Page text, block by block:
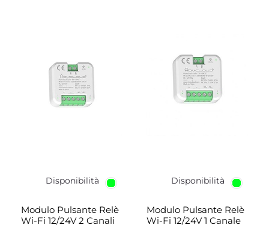
Disponibilità
Modulo Pulsante Relè
Wi-Fi 12/24V 2 Canali
Disponibilità
Modulo Pulsante Relè
Wi-Fi 12/24V 1 Canale